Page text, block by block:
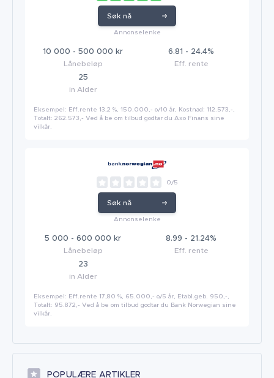
Søk nå
Annonselenke
10 000 - 500 000 kr
Lånebeløp
6.81 - 24.4%
Eff. rente
25
in Alder
Eksempel: Eff.rente 13,2 %, 150.000,- o/10 år, Kostnad: 112.573,-,
Totalt: 262.573,- Ved å be om tilbud godtar du Axo Finans sine
vilkår.
0/5
Søk nå
Annonselenke
5 000 - 600 000 kr
Lånebeløp
8.99 - 21.24%
Eff. rente
23
in Alder
Eksempel: Eff.rente 17,80 %, 65.000,- o/5 år, Etabl.geb. 950,-,
Totalt: 95.872,- Ved å be om tilbud godtar du Bank Norwegian sine
vilkår.
POPULÆRE ARTIKLER